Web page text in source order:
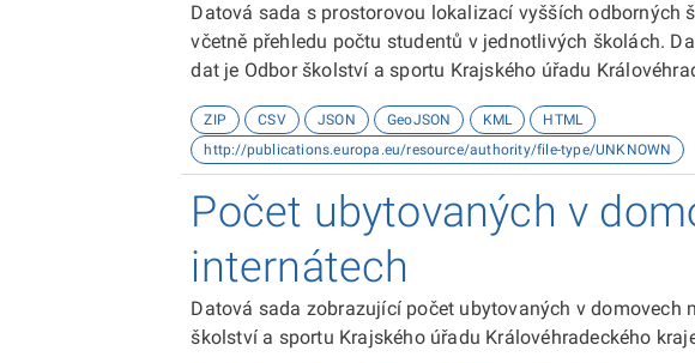
Datová sada s prostorovou lokalizací vyšších odborných
včetně přehledu počtu studentů v jednotlivých školách.
dat je Odbor školství a sportu Krajského úřadu
ZIP CSV JSON GeoJSON KML
HTML
http://publications.europa.eu/resource/authority/file-type/UNKNOWN
Počet ubytovaných v
internátech
Datová sada zobrazující počet ubytovaných v domovech
školství a sportu Krajského úřadu Královéhradeckého